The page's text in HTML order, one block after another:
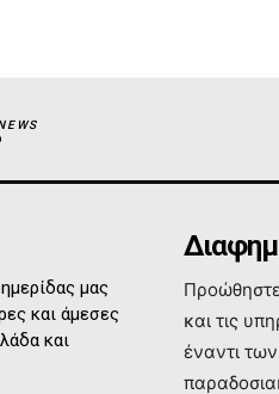
μας
και άμεσες
και
και τις
έναντι των